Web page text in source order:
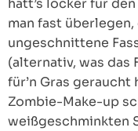
hätt’s locker für
man fast
ungeschnittene
(alternativ, was das
für’n Gras geraucht
Zombie-Make-up
weißgeschminkten